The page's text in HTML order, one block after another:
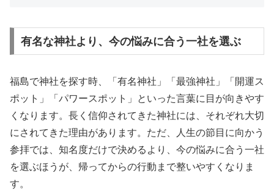
有名な神社より、今の悩みに合う一社を選ぶ
福島で神社を探す時、「有名神社」「最強神社」「開運ス
ポット」「パワースポット」といった言葉に目が向きやす
くなります。長く信仰されてきた神社には、それぞれ大切
にされてきた理由があります。ただ、人生の節目に向かう
参拝では、知名度だけで決めるより、今の悩みに合う一社
を選ぶほうが、帰ってからの行動まで整いやすくなりま
す。